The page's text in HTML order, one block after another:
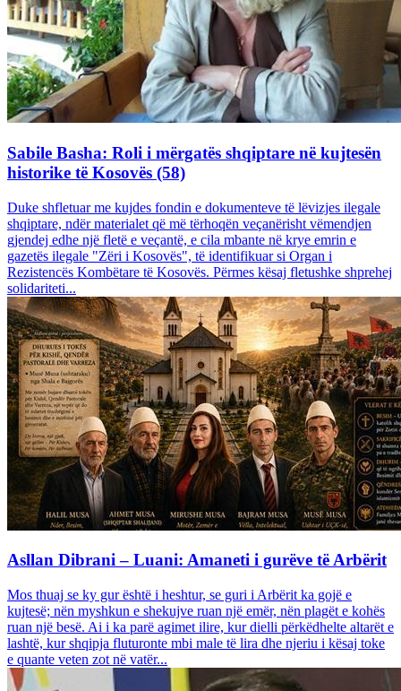
Sabile Basha: Roli i mërgatës shqiptare në kujtesën
historike të Kosovës (58)
Duke shfletuar me kujdes fondin e dokumenteve të lëvizjes ilegale
shqiptare, ndër materialet që më tërhoqën veçanërisht vëmendjen
gjendej edhe një fletë e veçantë, e cila mbante në krye emrin e
gazetës ilegale "Zëri i Kosovës", të identifikuar si Organ i
Rezistencës Kombëtare të Kosovës. Përmes kësaj fletushke shprehej
solidariteti...
Asllan Dibrani – Luani: Amaneti i gurëve të Arbërit
Mos thuaj se ky gur është i heshtur, se guri i Arbërit ka gojë e
kujtesë; nën myshkun e shekujve ruan një emër, nën plagët e kohës
ruan një besë. Ai i ka parë agimet ilire, kur dielli përkëdhelte altarët e
lashtë, kur shqipja fluturonte mbi male të lira dhe njeriu i kësaj toke
e quante veten zot në vatër...